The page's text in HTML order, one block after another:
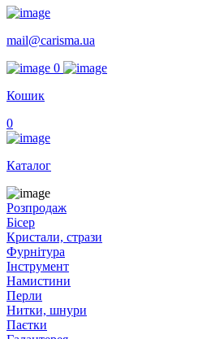
mail@carisma.ua
0
Кошик
0
Каталог
Розпродаж
Бісер
Кристали, стрази
Фурнітура
Інструмент
Намистини
Перли
Нитки, шнури
Паєтки